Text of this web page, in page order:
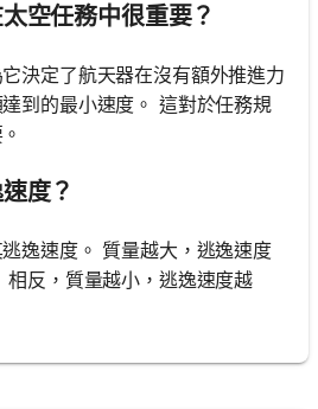
空任務中很重要？
決定了航天器在沒有額外推進力
到的最小速度。 這對於任務規
度？
逸速度。 質量越大，逃逸速度
反，質量越小，逃逸速度越